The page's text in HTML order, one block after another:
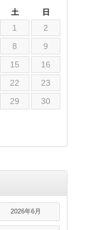
土 日
1
2
8
9
15
16
22
23
29
30
2026年6月